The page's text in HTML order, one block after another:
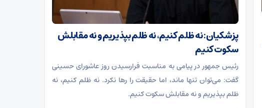
پزشکیان: نه ظلم کنیم، نه ظلم بپذیریم و نه مقابلش
سکوت کنیم
رئیس جمهور در پیامی به مناسبت فرارسیدن روز عاشورای حسینی
گفت: می‌توان تنها ماند، اما حقیقت را رها نکرد. نه ظلم کنیم، نه
ظلم بپذیریم و نه مقابلش سکوت کنیم.